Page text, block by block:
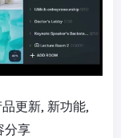
更新, 新功能,
分享